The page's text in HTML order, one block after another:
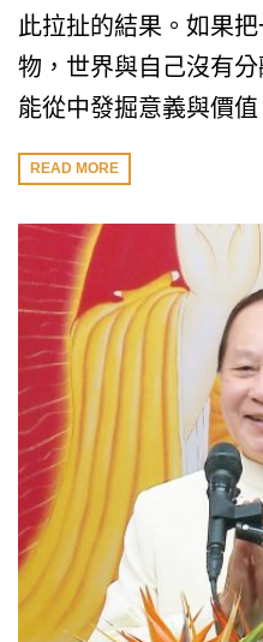
此拉扯的結果。如果
物，世界與自己沒有
能從中發掘意義與價值
READ MORE